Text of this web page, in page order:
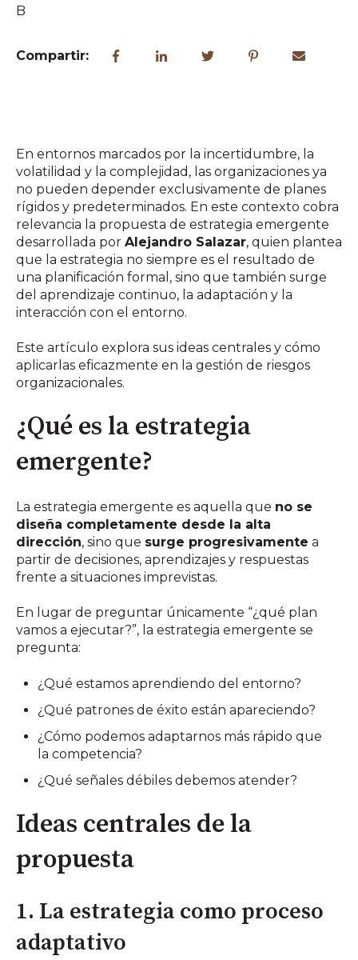
Compartir:
En entornos marcados por la incertidumbre, la
volatilidad y la complejidad, las organizaciones ya
no pueden depender exclusivamente de planes
rígidos y predeterminados. En este contexto cobra
relevancia la propuesta de estrategia emergente
desarrollada por Alejandro Salazar, quien plantea
que la estrategia no siempre es el resultado de
una planificación formal, sino que también surge
del aprendizaje continuo, la adaptación y la
interacción con el entorno.
Este artículo explora sus ideas centrales y cómo
aplicarlas eficazmente en la gestión de riesgos
organizacionales.
¿Qué es la estrategia
emergente?
La estrategia emergente es aquella que no se
diseña completamente desde la alta
dirección, sino que surge progresivamente a
partir de decisiones, aprendizajes y respuestas
frente a situaciones imprevistas.
En lugar de preguntar únicamente “¿qué plan
vamos a ejecutar?”, la estrategia emergente se
pregunta:
¿Qué estamos aprendiendo del entorno?
¿Qué patrones de éxito están apareciendo?
¿Cómo podemos adaptarnos más rápido que
la competencia?
¿Qué señales débiles debemos atender?
Ideas centrales de la
propuesta
1. La estrategia como proceso
adaptativo